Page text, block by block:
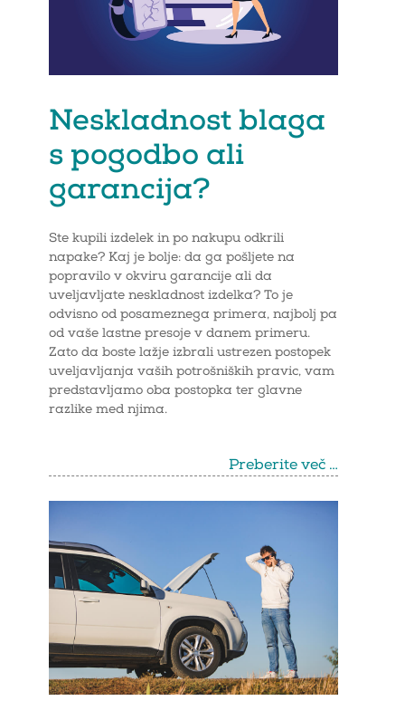
Neskladnost blaga
s pogodbo ali
garancija?
Ste kupili izdelek in po nakupu odkrili
napake? Kaj je bolje: da ga pošljete na
popravilo v okviru garancije ali da
uveljavljate neskladnost izdelka? To je
odvisno od posameznega primera, najbolj pa
od vaše lastne presoje v danem primeru.
Zato da boste lažje izbrali ustrezen postopek
uveljavljanja vaših potrošniških pravic, vam
predstavljamo oba postopka ter glavne
razlike med njima.
Preberite več …